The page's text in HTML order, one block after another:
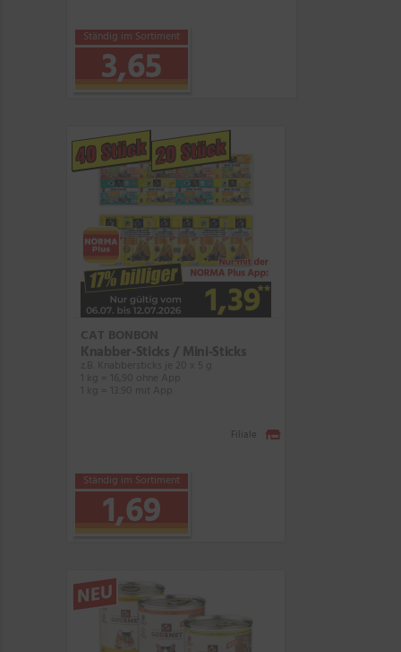
Ständig im Sortiment
3,65
40 Stück 20 Stück
CAT BONBON
Knabber-Sticks / Mini-Sticks
z.B. Knabbersticks je 20 x 5 g
1 kg = 16,90 ohne App
1 kg = 13.90 mit App
Ständig im Sortiment
1,69
Filiale
NEU